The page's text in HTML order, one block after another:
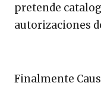
pretende
autorizaciones
Finalmente